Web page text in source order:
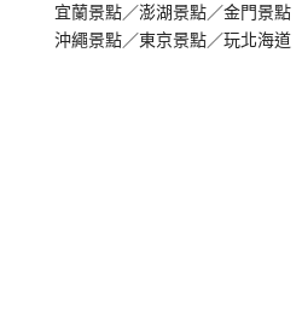
宜蘭景點／澎湖景點／金門景點
沖繩景點／東京景點／玩北海道